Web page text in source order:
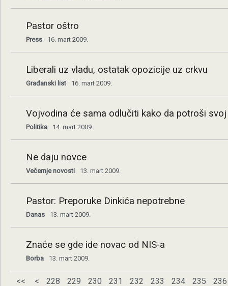
Pastor oštro
Press 16. mart 2009.
Liberali uz vladu, ostatak opozicije uz crkvu
Građanski list 16. mart 2009.
Vojvodina će sama odlučiti kako da potroši
Politika 14. mart 2009.
Ne daju novce
Večernje novosti 13. mart 2009.
Pastor: Preporuke Dinkića nepotrebne
Danas 13. mart 2009.
Znaće se gde ide novac od NIS-a
Borba 13. mart 2009.
<< < 228 229 230 231 232 233 234 235 236